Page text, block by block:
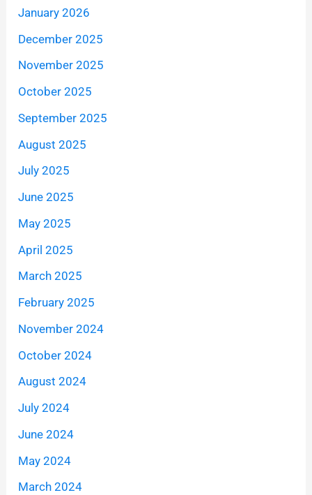
January 2026
December 2025
November 2025
October 2025
September 2025
August 2025
July 2025
June 2025
May 2025
April 2025
March 2025
February 2025
November 2024
October 2024
August 2024
July 2024
June 2024
May 2024
March 2024